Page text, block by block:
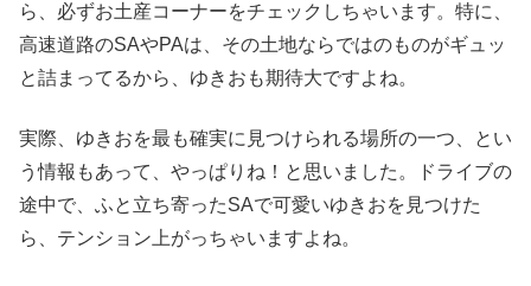
ら、必ずお土産コーナーをチェックしちゃいます。特に、
高速道路のSAやPAは、その土地ならではのものがギュッ
と詰まってるから、ゆきおも期待大ですよね。
実際、ゆきおを最も確実に見つけられる場所の一つ、とい
う情報もあって、やっぱりね！と思いました。ドライブの
途中で、ふと立ち寄ったSAで可愛いゆきおを見つけた
ら、テンション上がっちゃいますよね。